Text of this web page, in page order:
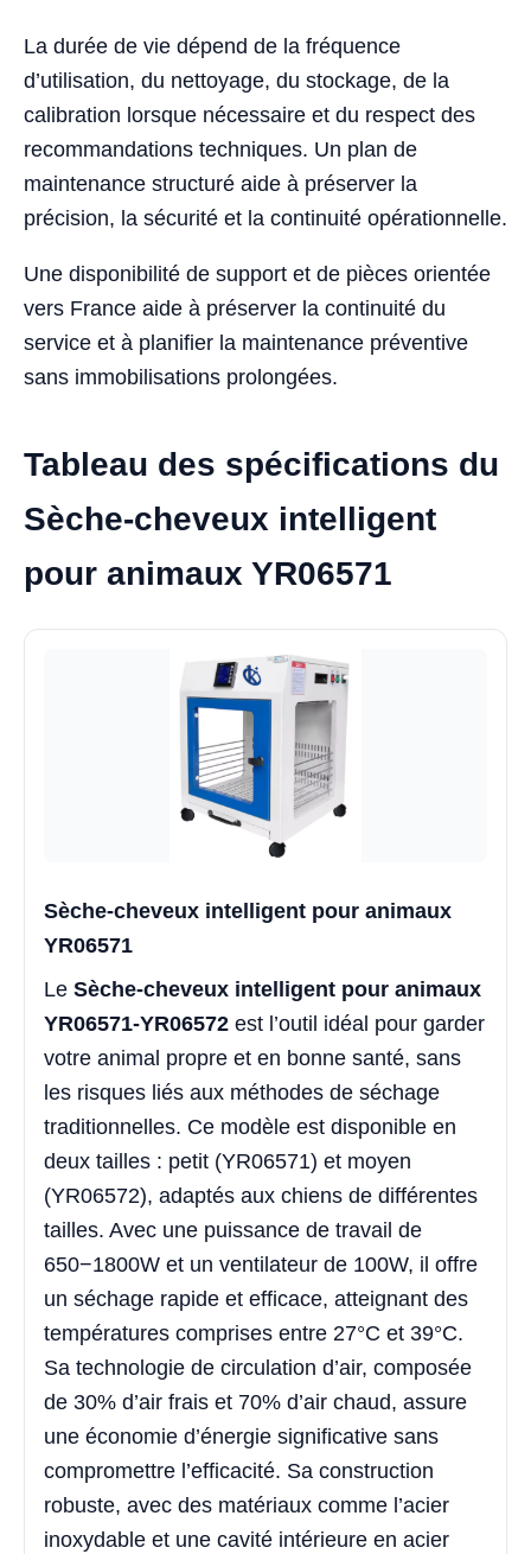
La durée de vie dépend de la fréquence
d’utilisation, du nettoyage, du stockage, de la
calibration lorsque nécessaire et du respect des
recommandations techniques. Un plan de
maintenance structuré aide à préserver la
précision, la sécurité et la continuité opérationnelle.
Une disponibilité de support et de pièces orientée
vers France aide à préserver la continuité du
service et à planifier la maintenance préventive
sans immobilisations prolongées.
Tableau des spécifications du
Sèche-cheveux intelligent
pour animaux YR06571
Sèche-cheveux intelligent pour animaux
YR06571
Le Sèche-cheveux intelligent pour animaux
YR06571-YR06572 est l’outil idéal pour garder
votre animal propre et en bonne santé, sans
les risques liés aux méthodes de séchage
traditionnelles. Ce modèle est disponible en
deux tailles : petit (YR06571) et moyen
(YR06572), adaptés aux chiens de différentes
tailles. Avec une puissance de travail de
650−1800W et un ventilateur de 100W, il offre
un séchage rapide et efficace, atteignant des
températures comprises entre 27°C et 39°C.
Sa technologie de circulation d’air, composée
de 30% d’air frais et 70% d’air chaud, assure
une économie d’énergie significative sans
compromettre l’efficacité. Sa construction
robuste, avec des matériaux comme l’acier
inoxydable et une cavité intérieure en acier